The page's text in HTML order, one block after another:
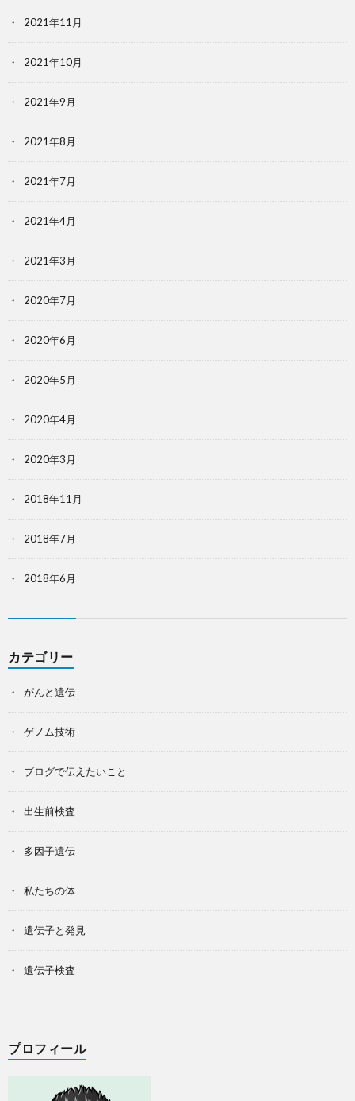
2021年11月
2021年10月
2021年9月
2021年8月
2021年7月
2021年4月
2021年3月
2020年7月
2020年6月
2020年5月
2020年4月
2020年3月
2018年11月
2018年7月
2018年6月
カテゴリー
がんと遺伝
ゲノム技術
ブログで伝えたいこと
出生前検査
多因子遺伝
私たちの体
遺伝子と発見
遺伝子検査
プロフィール